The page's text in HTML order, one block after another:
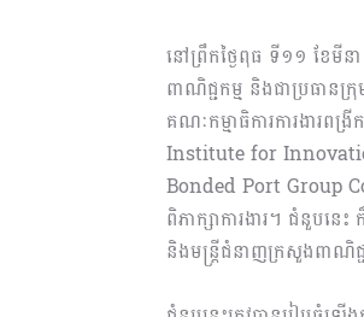
នៅព្រឹកថ្ងៃពុធ ទី១១ ខែមីន
ពាណិជ្ជកម្ម និងជាប្រធាន
គណៈកម្មាធិការការងារព
Institute for
Bonded Port Group
ពិភាក្សាការងារ។ ជំនួបនេ
និងមន្ត្រីជំនាញក្រសួងពាណិជ្